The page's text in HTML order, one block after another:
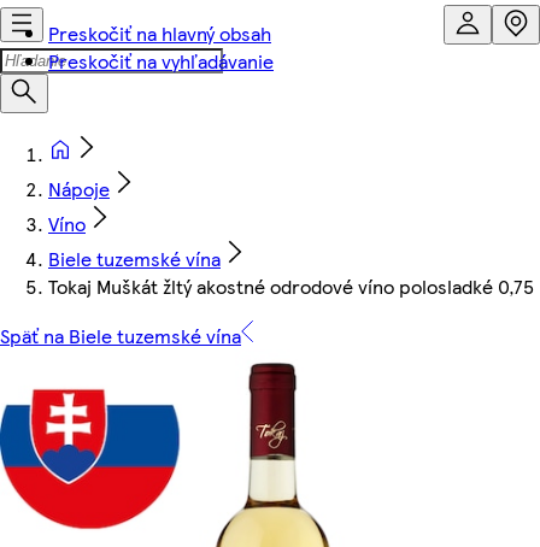
Preskočiť na hlavný obsah
Preskočiť na vyhľadávanie
Nápoje
Víno
Biele tuzemské vína
Tokaj Muškát žltý akostné odrodové víno polosladké 0,75
Späť na Biele tuzemské vína